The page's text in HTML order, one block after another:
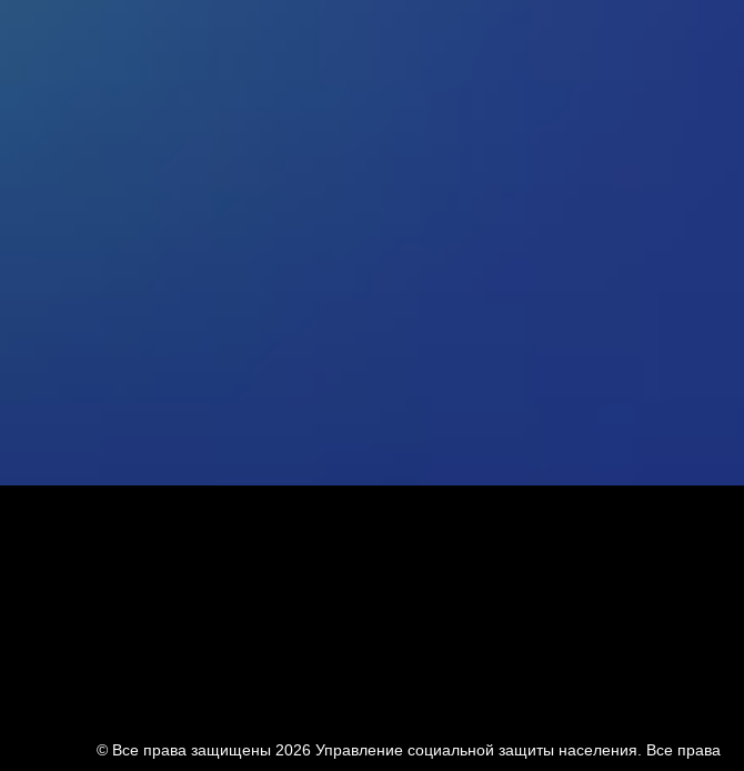
© Все права защищены 2026 Управление социальной защиты населения. Все права